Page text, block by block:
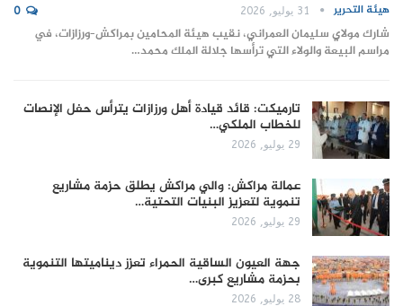
هيئة التحرير 31 يوليو, 2026 0
شارك مولاي سليمان العمراني، نقيب هيئة المحامين بمراكش–ورزازات، في
مراسم البيعة والولاء التي ترأسها جلالة الملك محمد…
تارميكت: قائد قيادة أهل ورزازات يترأس حفل الإنصات
للخطاب الملكي…
29 يوليو, 2026
عمالة مراكش: والي مراكش يطلق حزمة مشاريع
تنموية لتعزيز البنيات التحتية…
29 يوليو, 2026
جهة العيون الساقية الحمراء تعزز ديناميتها التنموية
بحزمة مشاريع كبرى…
28 يوليو, 2026